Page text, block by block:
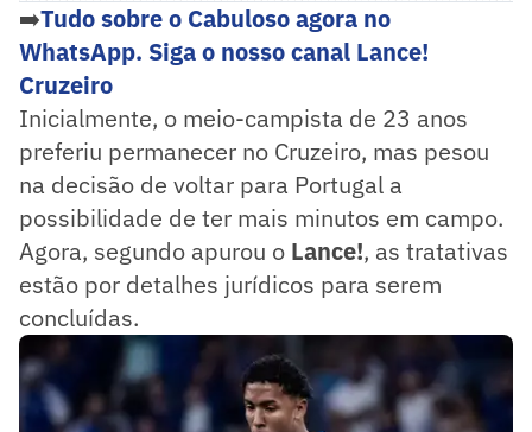
➡️Tudo sobre o Cabuloso agora no
WhatsApp. Siga o nosso canal Lance!
Cruzeiro
Inicialmente, o meio-campista de 23 anos
preferiu permanecer no Cruzeiro, mas pesou
na decisão de voltar para Portugal a
possibilidade de ter mais minutos em campo.
Agora, segundo apurou o Lance!, as tratativas
estão por detalhes jurídicos para serem
concluídas.